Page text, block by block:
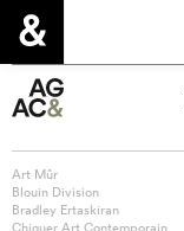
Art Mûr
Blouin Division
Bradley Ertaskiran